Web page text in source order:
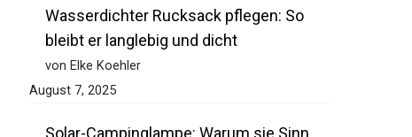
Wasserdichter Rucksack pflegen: So
bleibt er langlebig und dicht
von Elke Koehler
August 7, 2025
Solar-Campinglampe: Warum sie Sinn